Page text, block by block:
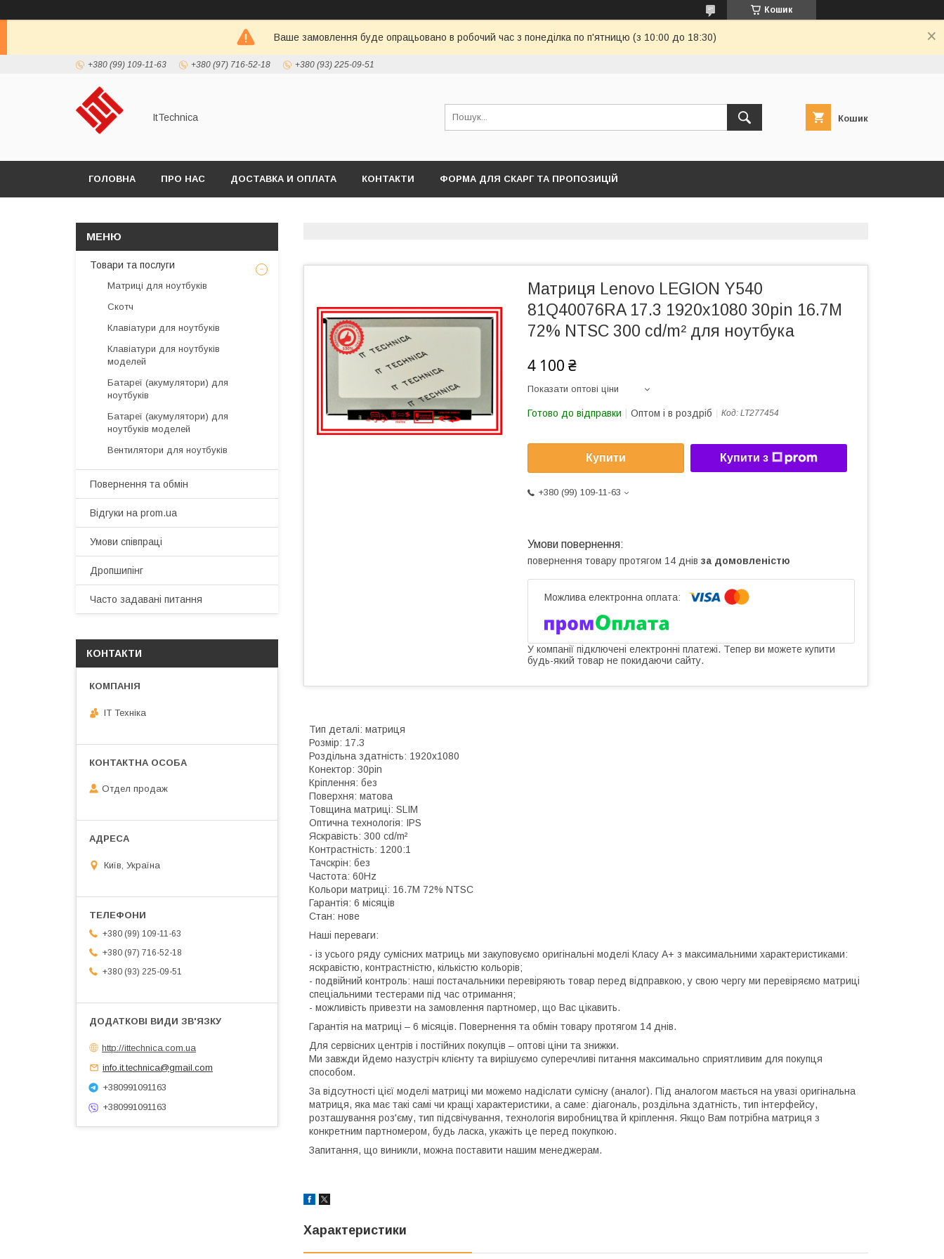
Кошик
Ваше замовлення буде опрацьовано в робочий час з понеділка по п'ятницю (з 10:00 до 18:30)
+380 (99) 109-11-63 +380 (97) 716-52-18 +380 (93) 225-09-51
ItTechnica Кошик
ГОЛОВНА ПРО НАС ДОСТАВКА И ОПЛАТА КОНТАКТИ ФОРМА ДЛЯ СКАРГ ТА ПРОПОЗИЦІЙ
Матриця Lenovo LEGION Y540
81Q40076RA 17.3 1920x1080 30pin 16.7M
72% NTSC 300 cd/m² для ноутбука
4 100 ₴
Показати оптові ціни
Готово до відправки Оптом і в роздріб Код: LT277454
Купити Купити з
+380 (99) 109-11-63
повернення товару протягом 14 днів за домовленістю
У компанії підключені електронні платежі. Тепер ви можете купити
будь-який товар не покидаючи сайту.
Тип деталі: матриця
Розмір: 17.3
Роздільна здатність: 1920x1080
Конектор: 30pin
Кріплення: без
Поверхня: матова
Товщина матриці: SLIM
Оптична технологія: IPS
Яскравість: 300 cd/m²
Контрастність: 1200:1
Тачскрін: без
Частота: 60Hz
Кольори матриці: 16.7M 72% NTSC
Гарантія: 6 місяців
Стан: нове
Наші переваги:
- із усього ряду сумісних матриць ми закуповуємо оригінальні моделі Класу А+ з максимальними характеристиками:
яскравістю, контрастністю, кількістю кольорів;
- подвійний контроль: наші постачальники перевіряють товар перед відправкою, у свою чергу ми перевіряємо матриці
спеціальними тестерами під час отримання;
- можливість привезти на замовлення партномер, що Вас цікавить.
Гарантія на матриці – 6 місяців. Повернення та обмін товару протягом 14 днів.
Для сервісних центрів і постійних покупців – оптові ціни та знижки.
Ми завжди йдемо назустріч клієнту та вирішуємо суперечливі питання максимально сприятливим для покупця
способом.
За відсутності цієї моделі матриці ми можемо надіслати сумісну (аналог). Під аналогом мається на увазі оригінальна
матриця, яка має такі самі чи кращі характеристики, а саме: діагональ, роздільна здатність, тип інтерфейсу,
розташування роз'єму, тип підсвічування, технологія виробництва й кріплення. Якщо Вам потрібна матриця з
конкретним партномером, будь ласка, укажіть це перед покупкою.
Запитання, що виникли, можна поставити нашим менеджерам.
Характеристики
Товари та послуги
Матриці для ноутбуків
Скотч
Клавіатури для ноутбуків
Клавіатури для ноутбуків
моделей
Батареї (акумулятори) для
ноутбуків
Батареї (акумулятори) для
ноутбуків моделей
Вентилятори для ноутбуків
Повернення та обмін
Відгуки на prom.ua
Умови співпраці
Дропшипінг
Часто задавані питання
КОНТАКТИ
IT Техніка
Отдел продаж
Київ, Україна
+380 (99) 109-11-63
+380 (97) 716-52-18
+380 (93) 225-09-51
http://ittechnica.com.ua
info.it.technica@gmail.com
+380991091163
+380991091163